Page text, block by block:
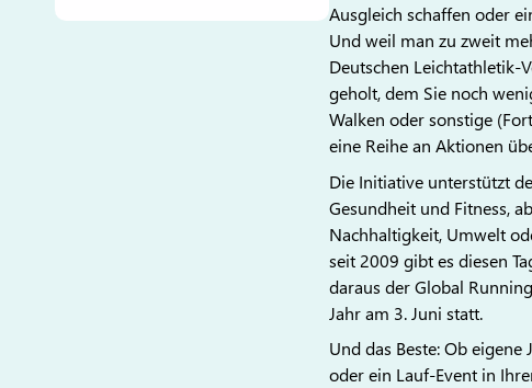
Ausgleich schaffen oder
Und weil man zu zweit
Deutschen Leichtathletik-
geholt, dem Sie noch
Walken oder sonstige
eine Reihe an Aktionen
Die Initiative unterstützt
Gesundheit und Fitness,
Nachhaltigkeit, Umwelt
seit 2009 gibt es diesen
daraus der Global
Jahr am 3. Juni statt.
Und das Beste: Ob
oder ein Lauf-Event in